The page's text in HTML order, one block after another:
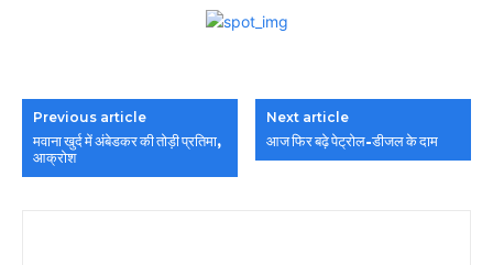
Previous article
मवाना खुर्द में अंबेडकर की तोड़ी प्रतिमा,
आक्रोश
Next article
आज फिर बढ़े पेट्रोल-डीजल के दाम